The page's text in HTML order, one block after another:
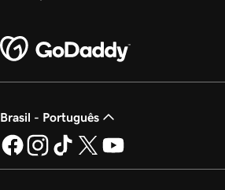
Brasil - Português